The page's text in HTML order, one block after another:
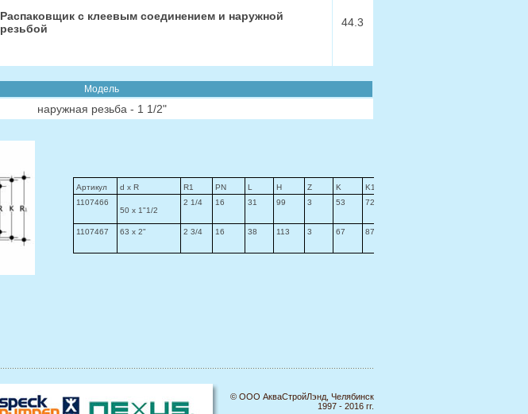
Распаковщик с клеевым соединением и наружной
резьбой
44.3
Модель
наружная резьба - 1 1/2"
Артикул d x R R1 PN L H Z K K1
1107466
50 x 1"1/2
2 1/4 16 31 99 3 53 72
1107467 63 x 2" 2 3/4 16 38 113 3 67 87
© ООО АкваСтройЛэнд, Челябинск
1997 - 2016 гг.